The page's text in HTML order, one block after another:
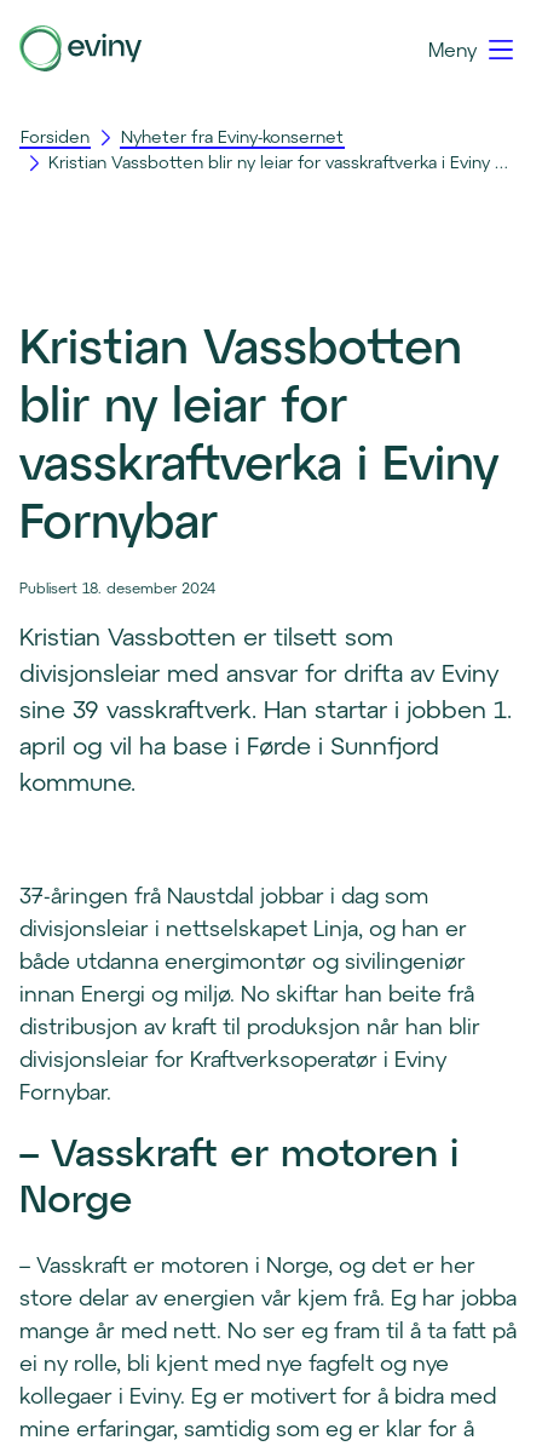
Meny
Forsiden
Nyheter fra Eviny-konsernet
Kristian Vassbotten blir ny leiar for vasskraftverka i Eviny Fornybar
Kristian Vassbotten
blir ny leiar for
vasskraftverka i Eviny
Fornybar
Publisert 18. desember 2024
Kristian Vassbotten er tilsett som
divisjonsleiar med ansvar for drifta av Eviny
sine 39 vasskraftverk. Han startar i jobben 1.
april og vil ha base i Førde i Sunnfjord
kommune.
37-åringen frå Naustdal jobbar i dag som
divisjonsleiar i nettselskapet Linja, og han er
både utdanna energimontør og sivilingeniør
innan Energi og miljø. No skiftar han beite frå
distribusjon av kraft til produksjon når han blir
divisjonsleiar for Kraftverksoperatør i Eviny
Fornybar.
– Vasskraft er motoren i
Norge
– Vasskraft er motoren i Norge, og det er her
store delar av energien vår kjem frå. Eg har jobba
mange år med nett. No ser eg fram til å ta fatt på
ei ny rolle, bli kjent med nye fagfelt og nye
kollegaer i Eviny. Eg er motivert for å bidra med
mine erfaringar, samtidig som eg er klar for å